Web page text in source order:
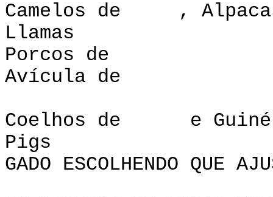
Camelos de ,
Porcos
Avícula de
Coelhos de e Guiné
GADO ESCOLHENDO QUE